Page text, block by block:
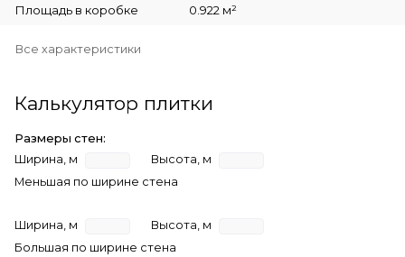
Площадь в коробке 0.922 м²
Все характеристики
Калькулятор плитки
Размеры стен:
Ширина, м
Высота, м
Меньшая по ширине стена
Ширина, м
Высота, м
Большая по ширине стена